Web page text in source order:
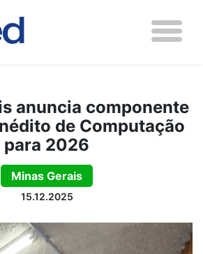
anuncia componente
de Computação
para 2026
Minas Gerais
15.12.2025